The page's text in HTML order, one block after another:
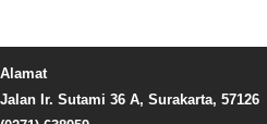
Alamat
Jalan Ir. Sutami 36 A, Surakarta, 57126